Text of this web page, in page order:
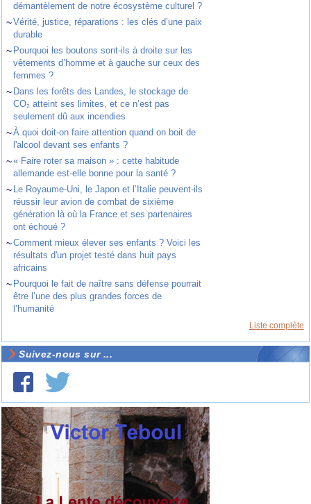
démantèlement de notre écosystème culturel ?
~Vérité, justice, réparations : les clés d’une paix
durable
~ Pourquoi les boutons sont-ils à droite sur les
vêtements d’homme et à gauche sur ceux des
femmes ?
~ Dans les forêts des Landes, le stockage de
CO₂ atteint ses limites, et ce n’est pas
seulement dû aux incendies
~À quoi doit-on faire attention quand on boit de
l'alcool devant ses enfants ?
~« Faire roter sa maison » : cette habitude
allemande est-elle bonne pour la santé ?
~ Le Royaume-Uni, le Japon et l’Italie peuvent-ils
réussir leur avion de combat de sixième
génération là où la France et ses partenaires
ont échoué ?
~Comment mieux élever ses enfants ? Voici les
résultats d'un projet testé dans huit pays
africains
~ Pourquoi le fait de naître sans défense pourrait
être l’une des plus grandes forces de
l’humanité
Liste complète
Suivez-nous sur ...